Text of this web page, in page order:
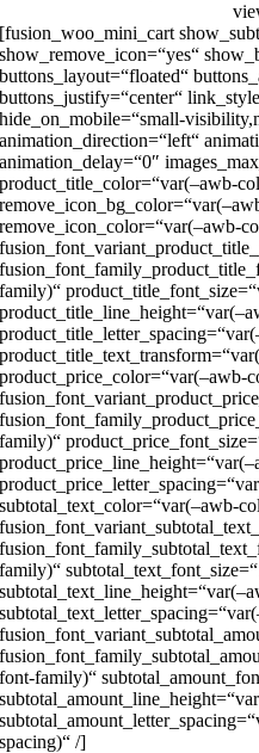
[fusion_woo_mini_cart
show_remove_icon=“yes“
buttons_layout=“floated“
buttons_justify=“center“
hide_on_mobile=“small-
animation_direction=“left“
animation_delay=“0″
product_title_color=“var(–awb-
remove_icon_color=“var(–awb-
family)“
product_price_color=“var(–awb-
family)“
subtotal_text_color=“var(–awb-
family)“
font-family)“
spacing)“ /]